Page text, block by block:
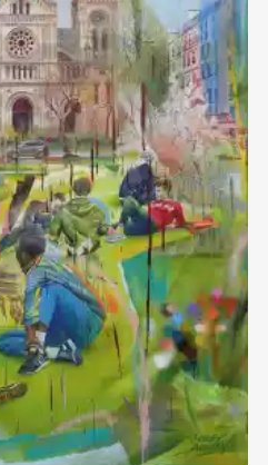
spb.rakovgallery.ru